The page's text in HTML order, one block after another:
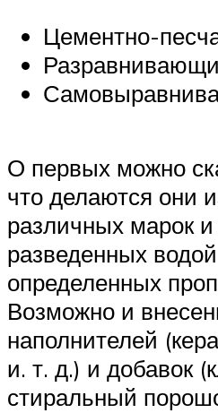
Цементно-
О первых можно
что делаются они
различных марок и
разведенных
определенных
Возможно и
наполнителей
и. т. д.) и добавок
стиральный